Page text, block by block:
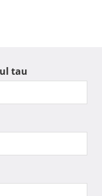
tau